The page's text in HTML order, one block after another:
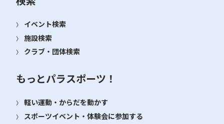
イベント検索
施設検索
クラブ・団体検索
もっとパラスポーツ！
軽い運動・からだを動かす
スポーツイベント・体験会に参加する